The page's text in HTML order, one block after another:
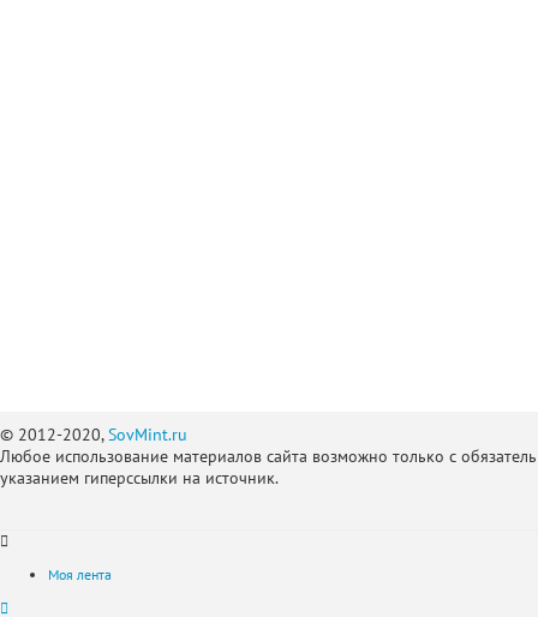
© 2012-2020,SovMint.ru
Любое использование материалов сайта возможно только с
указанием гиперссылки на источник.
Моя лента